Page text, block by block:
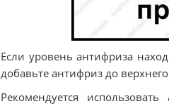
Если уровень антифриза
добавьте антифриз до
Рекомендуется